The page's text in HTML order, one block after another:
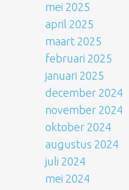
mei 2025
april 2025
maart 2025
februari 2025
januari 2025
december 2024
november 2024
oktober 2024
augustus 2024
juli 2024
mei 2024